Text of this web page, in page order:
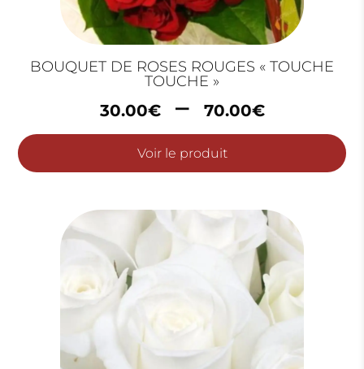
BOUQUET DE ROSES ROUGES « TOUCHE
TOUCHE »
30.00€ – 70.00€Plage
de
30.00€
70.00€
Voir le produit